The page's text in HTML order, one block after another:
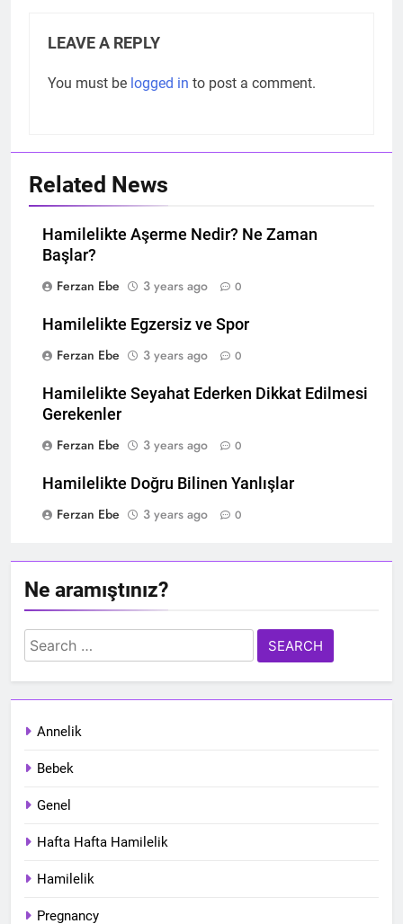
LEAVE A REPLY
You must be logged in to post a comment.
Related News
Hamilelikte Aşerme Nedir? Ne Zaman
Başlar?
Ferzan Ebe
3 years ago 0
Hamilelikte Egzersiz ve Spor
Ferzan Ebe
3 years ago 0
Hamilelikte Seyahat Ederken Dikkat Edilmesi
Gerekenler
Ferzan Ebe
3 years ago 0
Hamilelikte Doğru Bilinen Yanlışlar
Ferzan Ebe
3 years ago 0
Ne aramıştınız?
Search
for:
Annelik
Bebek
Genel
Hafta Hafta Hamilelik
Hamilelik
Pregnancy